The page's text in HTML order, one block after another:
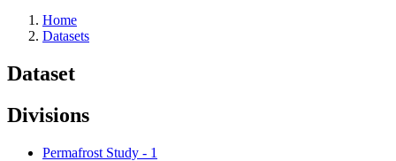
Home
Datasets
Dataset
Divisions
Permafrost Study - 1